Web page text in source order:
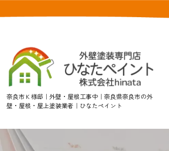
奈良市Ｋ様邸｜外壁・屋根工事中｜奈良県奈良市の外
壁・屋根・屋上塗装業者｜ひなたペイント